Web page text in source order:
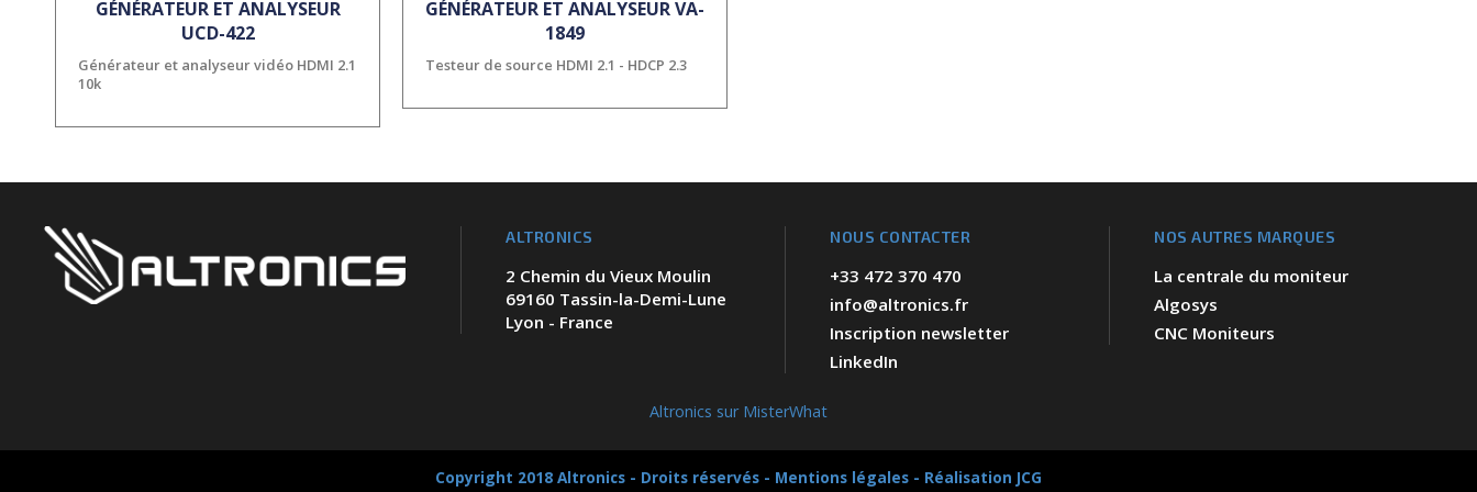
GÉNÉRATEUR ET ANALYSEUR
UCD-422
Générateur et analyseur vidéo HDMI 2.1
10k
GÉNÉRATEUR ET ANALYSEUR VA-
1849
Testeur de source HDMI 2.1 - HDCP 2.3
ALTRONICS
2 Chemin du Vieux Moulin
69160 Tassin-la-Demi-Lune
Lyon - France
NOUS CONTACTER
+33 472 370 470
info@altronics.fr
Inscription newsletter
LinkedIn
NOS AUTRES MARQUES
La centrale du moniteur
Algosys
CNC Moniteurs
Altronics sur MisterWhat
Copyright 2018 Altronics - Droits réservés - Mentions légales - Réalisation JCG